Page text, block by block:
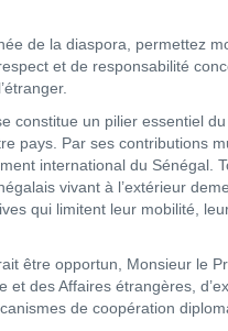
de la diaspora, permettez
et de responsabilité
constitue un pilier essentiel
pays. Par ses contributions
international du Sénégal.
vivant à l’extérieur
qui limitent leur mobilité,
être opportun, Monsieur le
et des Affaires étrangères,
de coopération